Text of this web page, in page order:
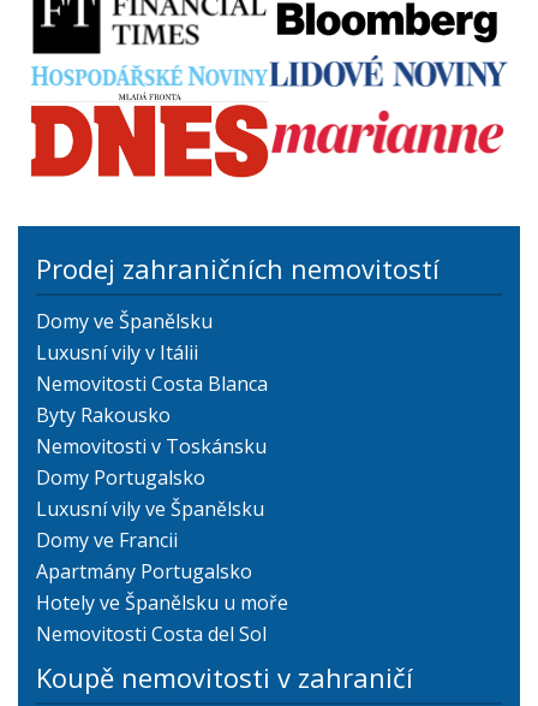
Prodej zahraničních nemovitostí
Domy ve Španělsku
Luxusní vily v Itálii
Nemovitosti Costa Blanca
Byty Rakousko
Nemovitosti v Toskánsku
Domy Portugalsko
Luxusní vily ve Španělsku
Domy ve Francii
Apartmány Portugalsko
Hotely ve Španělsku u moře
Nemovitosti Costa del Sol
Koupě nemovitosti v zahraničí